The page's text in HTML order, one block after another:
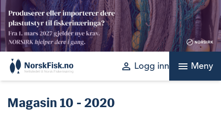
Skip
content
perm_identity Logg inn menu Meny
Magasin 10 - 2020